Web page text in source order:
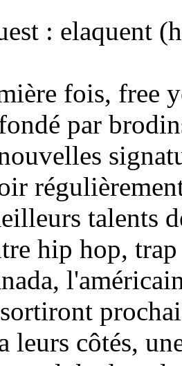
: elaquent
fois, free
par
talents
hip hop,
leurs côtés,